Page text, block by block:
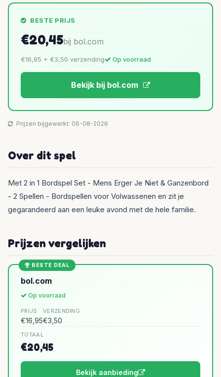
BESTE PRIJS
€20,45bij bol.com
€16,95 + €3,50 verzending Op voorraad
Bekijk bij bol.com
Prijzen bijgewerkt: 06-08-2026
Over dit spel
Met 2 in 1 Bordspel Set - Mens Erger Je Niet & Ganzenbord
- 2 Spellen - Bordspellen voor Volwassenen en zit je
gegarandeerd aan een leuke avond met de hele familie.
Prijzen vergelijken
BESTE DEAL
bol.com
Op voorraad
PRIJS
€16,95
VERZENDING
€3,50
TOTAAL
€20,45
Bekijk aanbieding